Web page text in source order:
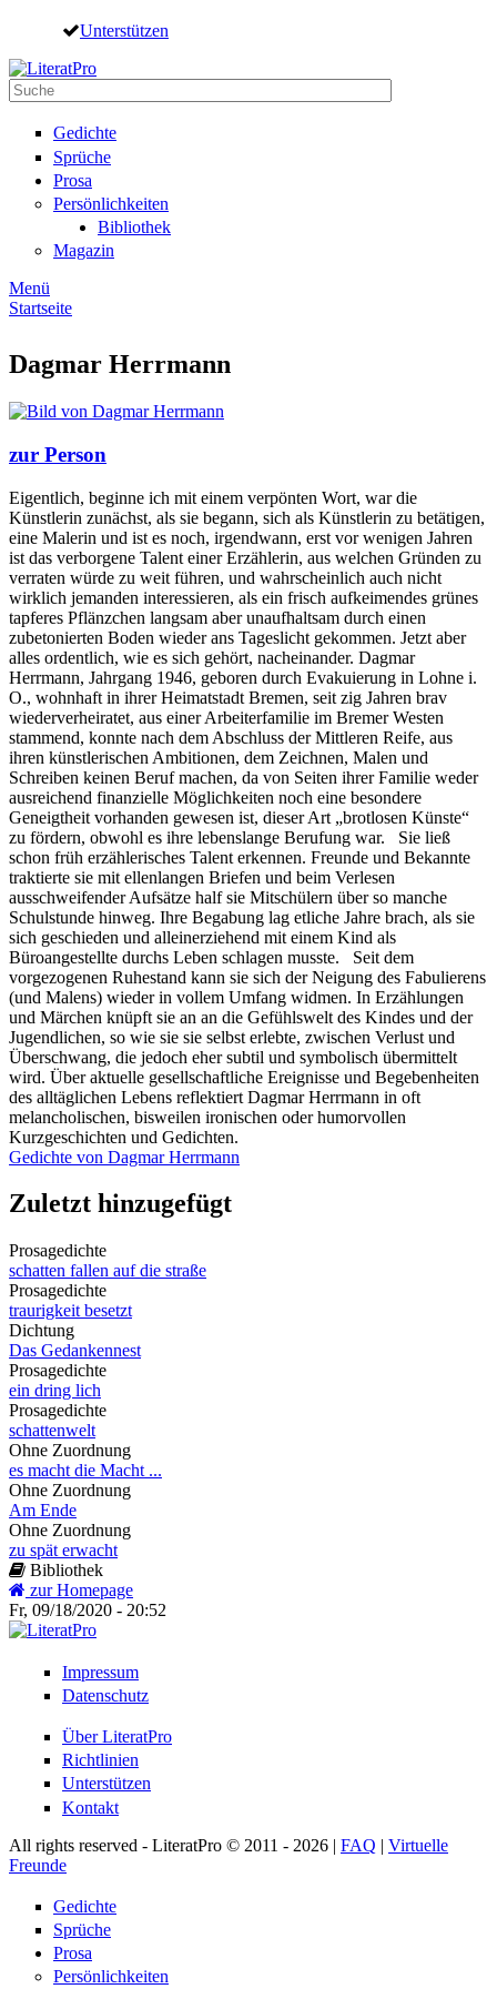
Direkt zum Inhalt
Unterstützen
Suche
Gedichte
Sprüche
Prosa
Persönlichkeiten
Bibliothek
Magazin
Menü
Startseite
Dagmar Herrmann
zur Person
Eigentlich, beginne ich mit einem verpönten Wort, war die
Künstlerin zunächst, als sie begann, sich als Künstlerin zu betätigen,
eine Malerin und ist es noch, irgendwann, erst vor wenigen Jahren
ist das verborgene Talent einer Erzählerin, aus welchen Gründen zu
verraten würde zu weit führen, und wahrscheinlich auch nicht
wirklich jemanden interessieren, als ein frisch aufkeimendes grünes
tapferes Pflänzchen langsam aber unaufhaltsam durch einen
zubetonierten Boden wieder ans Tageslicht gekommen. Jetzt aber
alles ordentlich, wie es sich gehört, nacheinander. Dagmar
Herrmann, Jahrgang 1946, geboren durch Evakuierung in Lohne i.
O., wohnhaft in ihrer Heimatstadt Bremen, seit zig Jahren brav
wiederverheiratet, aus einer Arbeiterfamilie im Bremer Westen
stammend, konnte nach dem Abschluss der Mittleren Reife, aus
ihren künstlerischen Ambitionen, dem Zeichnen, Malen und
Schreiben keinen Beruf machen, da von Seiten ihrer Familie weder
ausreichend finanzielle Möglichkeiten noch eine besondere
Geneigtheit vorhanden gewesen ist, dieser Art „brotlosen Künste“
zu fördern, obwohl es ihre lebenslange Berufung war. Sie ließ
schon früh erzählerisches Talent erkennen. Freunde und Bekannte
traktierte sie mit ellenlangen Briefen und beim Verlesen
ausschweifender Aufsätze half sie Mitschülern über so manche
Schulstunde hinweg. Ihre Begabung lag etliche Jahre brach, als sie
sich geschieden und alleinerziehend mit einem Kind als
Büroangestellte durchs Leben schlagen musste. Seit dem
vorgezogenen Ruhestand kann sie sich der Neigung des Fabulierens
(und Malens) wieder in vollem Umfang widmen. In Erzählungen
und Märchen knüpft sie an an die Gefühlswelt des Kindes und der
Jugendlichen, so wie sie sie selbst erlebte, zwischen Verlust und
Überschwang, die jedoch eher subtil und symbolisch übermittelt
wird. Über aktuelle gesellschaftliche Ereignisse und Begebenheiten
des alltäglichen Lebens reflektiert Dagmar Herrmann in oft
melancholischen, bisweilen ironischen oder humorvollen
Kurzgeschichten und Gedichten.
Gedichte von Dagmar Herrmann
Zuletzt hinzugefügt
Prosagedichte
schatten fallen auf die straße
Prosagedichte
traurigkeit besetzt
Dichtung
Das Gedankennest
Prosagedichte
ein dring lich
Prosagedichte
schattenwelt
Ohne Zuordnung
es macht die Macht ...
Ohne Zuordnung
Am Ende
Ohne Zuordnung
zu spät erwacht
Bibliothek
zur Homepage
Fr, 09/18/2020 - 20:52
Impressum
Datenschutz
Über LiteratPro
Richtlinien
Unterstützen
Kontakt
All rights reserved - LiteratPro © 2011 - 2026 | FAQ | Virtuelle
Freunde
Gedichte
Sprüche
Prosa
Persönlichkeiten